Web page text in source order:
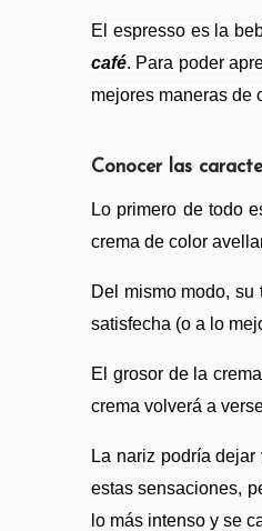
café. Para poder
mejores maneras de
Conocer las
Lo primero de todo
crema de color
Del mismo modo,
satisfecha (o a lo
El grosor de la
crema volverá a
La nariz podría
estas sensaciones,
lo más intenso y se